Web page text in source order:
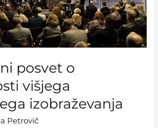
posvet o
višjega
izobraževanja
Petrovič